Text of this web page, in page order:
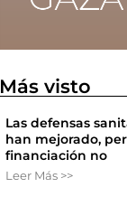
Más visto
Las defensas
han mejorado,
financiación no
Leer Más >>